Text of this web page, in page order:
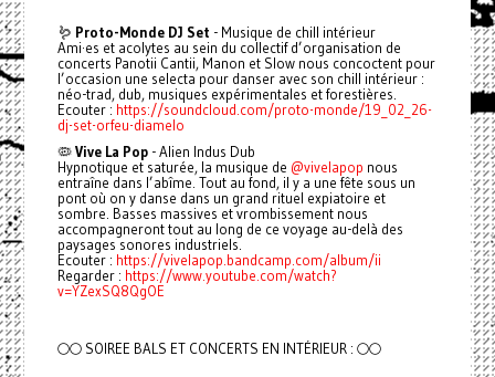
🪱 Proto-Monde DJ Set - Musique de chill intérieur
Ami·es et acolytes au sein du collectif d’organisation de
concerts Panotii Cantii, Manon et Slow nous concoctent pour
l’occasion une selecta pour danser avec son chill intérieur :
néo-trad, dub, musiques expérimentales et forestières.
Ecouter : https://soundcloud.com/proto-monde/19_02_26-
dj-set-orfeu-diamelo
🦠Vive La Pop- Alien Indus Dub
Hypnotique et saturée, la musique de @vivelapop nous
entraîne dans l’abîme. Tout au fond, il y a une fête sous un
pont où on y danse dans un grand rituel expiatoire et
sombre. Basses massives et vrombissement nous
accompagneront tout au long de ce voyage au-delà des
paysages sonores industriels.
Ecouter : https://vivelapop.bandcamp.com/album/ii
Regarder : https://www.youtube.com/watch?
v=YZexSQ8QgOE
🌕🌕 SOIREE BALS ET CONCERTS EN INTÉRIEUR : 🌕🌕